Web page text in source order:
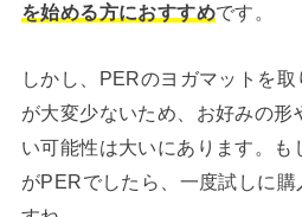
を始める方におすすめです。
しかし、PERのヨガマットを
が大変少ないため、お好みの形
い可能性は大いにあります。も
がPERでしたら、一度試しに